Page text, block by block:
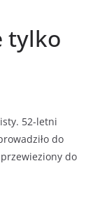
tylko
52-letni
do
do